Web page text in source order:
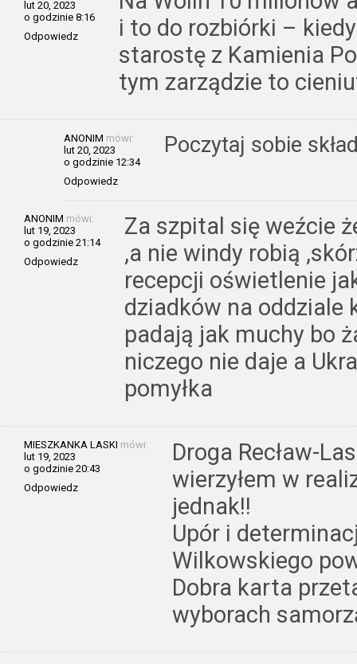
lut 20, 2023
o godzinie 8:16
Odpowiedz
i to do rozbiórki –
starostę z Kamienia
tym zarządzie to
ANONIM mówi:
lut 20, 2023
o godzinie 12:34
Odpowiedz
Poczytaj sobie
ANONIM mówi:
lut 19, 2023
o godzinie 21:14
Odpowiedz
Za szpital się weźcie
,a nie windy robią
recepcji oświetlenie
dziadków na oddziale
padają jak muchy bo
niczego nie daje a
pomyłka
MIESZKANKA LASKI mówi:
lut 19, 2023
o godzinie 20:43
Odpowiedz
Droga Recław-
wierzyłem w
jednak!!
Upór i
Wilkowskiego
Dobra karta
wyborach